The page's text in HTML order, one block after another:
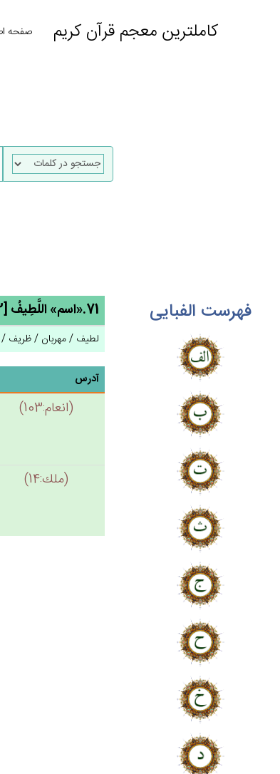
کاملترین معجم قرآن کریم صفحه
فهرست الفبایی 71.«اسم» اللَّطِيف‌ُ [2] ← لطف
لطیف / مهربان / ظریف /
آدرس
(انعام:103)
(ملك:14)